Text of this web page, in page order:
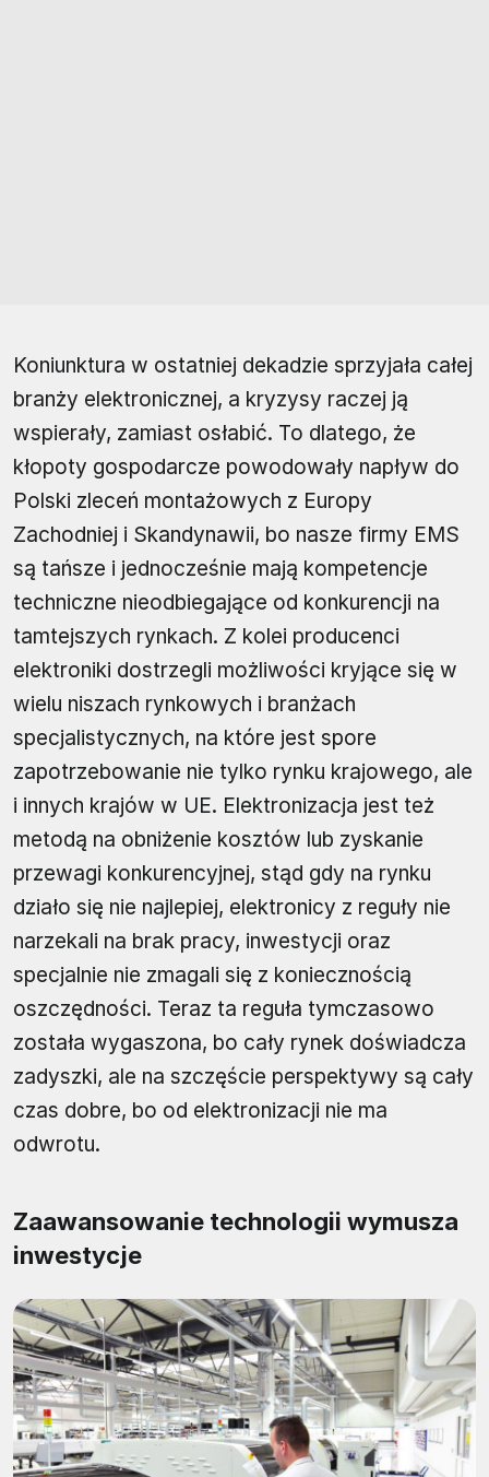
Koniunktura w ostatniej dekadzie sprzyjała całej
branży elektronicznej, a kryzysy raczej ją
wspierały, zamiast osłabić. To dlatego, że
kłopoty gospodarcze powodowały napływ do
Polski zleceń montażowych z Europy
Zachodniej i Skandynawii, bo nasze firmy EMS
są tańsze i jednocześnie mają kompetencje
techniczne nieodbiegające od konkurencji na
tamtejszych rynkach. Z kolei producenci
elektroniki dostrzegli możliwości kryjące się w
wielu niszach rynkowych i branżach
specjalistycznych, na które jest spore
zapotrzebowanie nie tylko rynku krajowego, ale
i innych krajów w UE. Elektronizacja jest też
metodą na obniżenie kosztów lub zyskanie
przewagi konkurencyjnej, stąd gdy na rynku
działo się nie najlepiej, elektronicy z reguły nie
narzekali na brak pracy, inwestycji oraz
specjalnie nie zmagali się z koniecznością
oszczędności. Teraz ta reguła tymczasowo
została wygaszona, bo cały rynek doświadcza
zadyszki, ale na szczęście perspektywy są cały
czas dobre, bo od elektronizacji nie ma
odwrotu.
Zaawansowanie technologii wymusza
inwestycje